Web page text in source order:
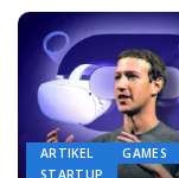
ARTIKEL
GAMES